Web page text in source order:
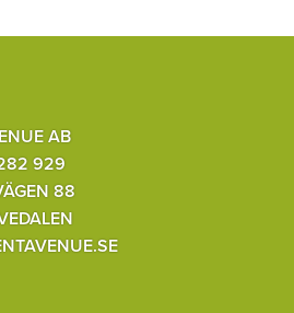
AB
929
88